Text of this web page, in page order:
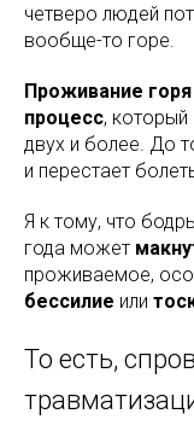
четверо людей
вообще-то горе.
Проживание горя
процесс,
двух и более. До
и перестает
Я к тому, что
года может
проживаемое,
бессилие или
То есть,